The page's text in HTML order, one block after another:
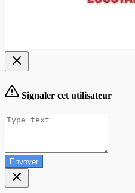
Signaler cet utilisateur
Envoyer